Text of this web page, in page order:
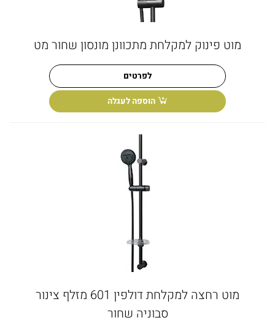
מוט פינוק למקלחת מתכוונן מונסון שחור מט
לפרטים
הוספה לעגלה
מוט רחצה למקלחת דולפין 601 מזלף צינור
סבוניה שחור